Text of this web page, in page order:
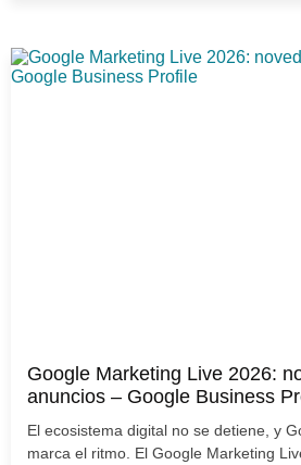
Google Marketing Live 2026:
anuncios – Google Business
El ecosistema digital no se detiene, y
marca el ritmo. El Google Marketing